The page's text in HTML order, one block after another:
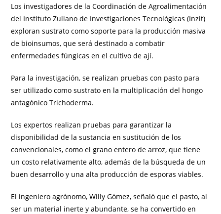
Los investigadores de la Coordinación de Agroalimentación
del Instituto Zuliano de Investigaciones Tecnológicas (Inzit)
exploran sustrato como soporte para la producción masiva
de bioinsumos, que será destinado a combatir
enfermedades fúngicas en el cultivo de ají.
Para la investigación, se realizan pruebas con pasto para
ser utilizado como sustrato en la multiplicación del hongo
antagónico Trichoderma.
Los expertos realizan pruebas para garantizar la
disponibilidad de la sustancia en sustitución de los
convencionales, como el grano entero de arroz, que tiene
un costo relativamente alto, además de la búsqueda de un
buen desarrollo y una alta producción de esporas viables.
El ingeniero agrónomo, Willy Gómez, señaló que el pasto, al
ser un material inerte y abundante, se ha convertido en